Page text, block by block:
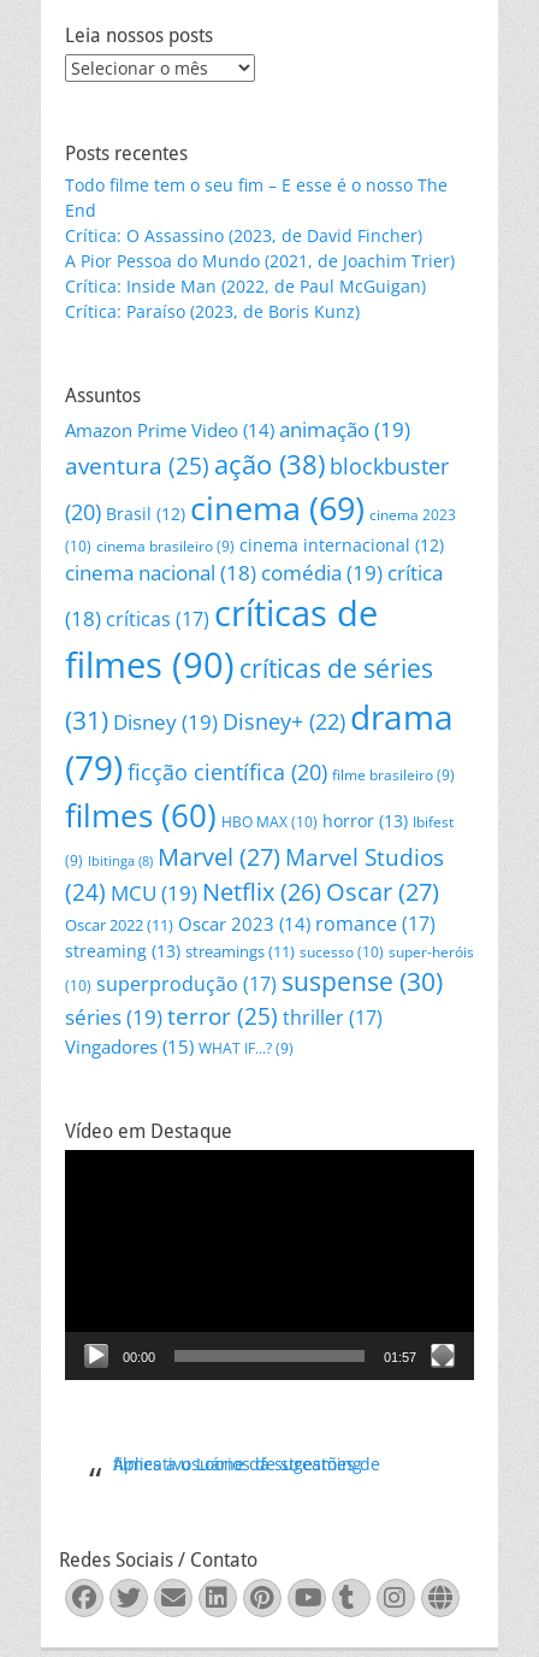
Leia nossos posts
Leia
Posts recentes
Todo filme tem o seu fim – E esse é o nosso The
End
Crítica: O Assassino (2023, de David Fincher)
A Pior Pessoa do Mundo (2021, de Joachim Trier)
Crítica: Inside Man (2022, de Paul McGuigan)
Crítica: Paraíso (2023, de Boris Kunz)
Assuntos
Amazon Prime Video (14) animação(19)
aventura (25) ação (38) blockbuster
(20) Brasil (12) cinema (69) cinema 2023
(10) cinema brasileiro (9) cinema internacional (12)
cinema nacional (18) comédia (19) crítica
(18) críticas (17) críticas de
filmes (90) críticas de séries
(31) Disney(19) Disney+ (22) drama
(79)ficção científica (20) filme brasileiro (9)
filmes (60) HBO MAX(10) horror (13) Ibifest
(9) Ibitinga (8) Marvel (27) Marvel Studios
(24) MCU (19) Netflix(26) Oscar(27)
Oscar 2022(11) Oscar 2023 (14) romance(17)
streaming (13) streamings(11) sucesso(10) super-heróis
(10) superprodução (17) suspense (30)
séries(19)terror(25) thriller(17)
Vingadores (15) WHAT IF...? (9)
Vídeo em Destaque
00:00 01:57
Aplicativo Loone dá sugestões de filmes a usuários de streaming
Redes Sociais / Contato
Facebook
Twitter
EmailLinkedIn
Pinterest
YouTube
Tumblr